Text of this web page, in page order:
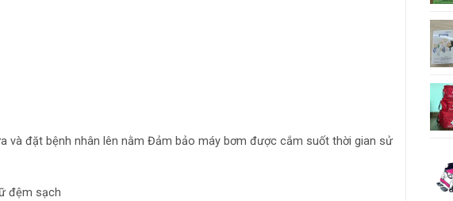
và đặt bệnh nhân lên nằm Đảm bảo máy bơm được cắm suốt thời gian sử
đệm sạch